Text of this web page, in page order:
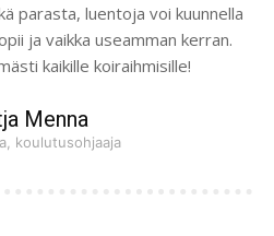
parasta, luentoja voi kuunnella
ja vaikka useamman kerran.
kaikille koiraihmisille!
Menna
koulutusohjaaja